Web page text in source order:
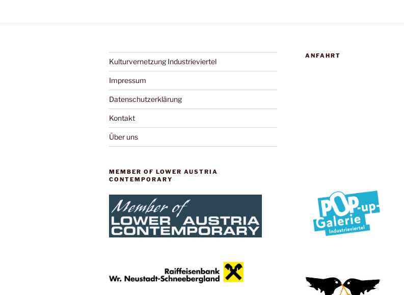
Kulturvernetzung Industrieviertel
Impressum
Datenschutzerklärung
Kontakt
Über uns
MEMBER OF LOWER AUSTRIA
CONTEMPORARY
ANFAHRT